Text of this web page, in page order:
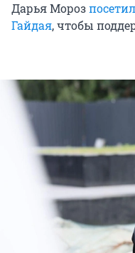
Дарья Мороз
Гайдая, чтобы